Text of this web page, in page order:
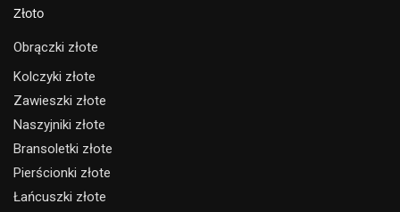
Złoto
Obrączki złote
Kolczyki złote
Zawieszki złote
Naszyjniki złote
Bransoletki złote
Pierścionki złote
Łańcuszki złote